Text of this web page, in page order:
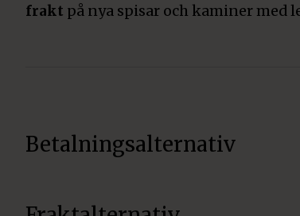
frakt på nya spisar och kaminer med
Betalningsalternativ